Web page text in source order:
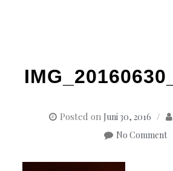
Posted on Juni 30, 2016
No Comment